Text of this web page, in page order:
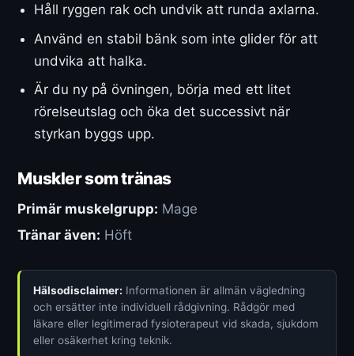
Håll ryggen rak och undvik att runda axlarna.
Använd en stabil bänk som inte glider för att
undvika att halka.
Är du ny på övningen, börja med ett litet
rörelseutslag och öka det successivt när
styrkan byggs upp.
Muskler som tränas
Primär muskelgrupp: Mage
Tränar även: Höft
Hälsodisclaimer: Informationen är allmän vägledning
och ersätter inte individuell rådgivning. Rådgör med
läkare eller legitimerad fysioterapeut vid skada, sjukdom
eller osäkerhet kring teknik.